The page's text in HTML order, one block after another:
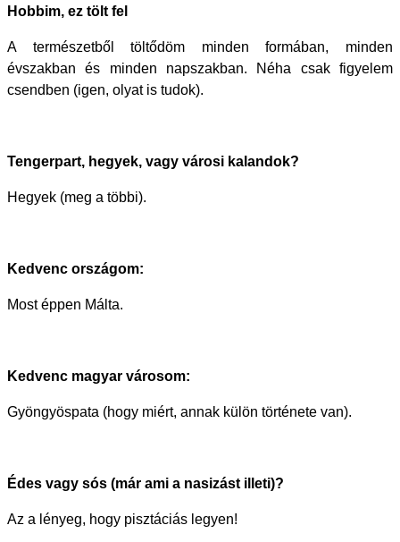
Hobbim, ez tölt fel
A természetből töltődöm minden formában, minden
évszakban és minden napszakban. Néha csak figyelem
csendben (igen, olyat is tudok).
Tengerpart, hegyek, vagy városi kalandok?
Hegyek (meg a többi).
Kedvenc országom:
Most éppen Málta.
Kedvenc magyar városom:
Gyöngyöspata (hogy miért, annak külön története van).
Édes vagy sós (már ami a nasizást illeti)?
Az a lényeg, hogy pisztáciás legyen!